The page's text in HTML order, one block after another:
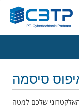
סיסמה
שלכם למטה